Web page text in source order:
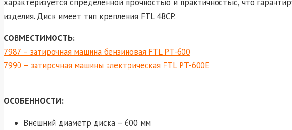
характеризуется определенной прочностью и практичностью, что
изделия. Диск имеет тип крепления FTL 4BCP.
СОВМЕСТИМОСТЬ:
7987 – затирочная машина бензиновая FTL PT-600
7990 – затирочная машины электрическая FTL PT-600E
ОСОБЕННОСТИ:
Внешний диаметр диска – 600 мм